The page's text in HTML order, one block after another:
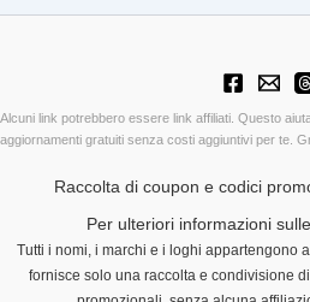
Alcuni link potrebbero essere link affiliati. Questo
aggiornamenti gratuiti senza costi aggiuntivi per te.
Raccolta di coupon e codici
Per ulteriori informazioni
Tutti i nomi, i marchi e i loghi appartengono
fornisce solo una raccolta e condivisione